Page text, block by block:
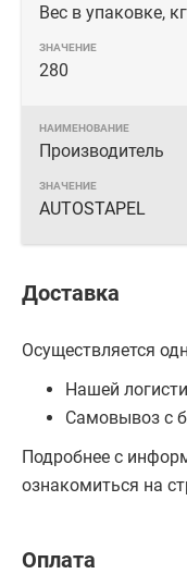
Вес в упаковке, кг
280
Производитель
AUTOSTAPEL
Доставка
Осуществляется
Нашей
Самовывоз с
Подробнее с
ознакомиться на
Оплата